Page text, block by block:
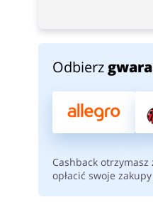
Odbierz
Cashback
opłacić swoje